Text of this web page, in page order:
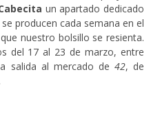
un apartado dedicado
producen cada semana en el
nuestro bolsillo se resienta.
del 17 al 23 de marzo, entre
salida al mercado de 42, de